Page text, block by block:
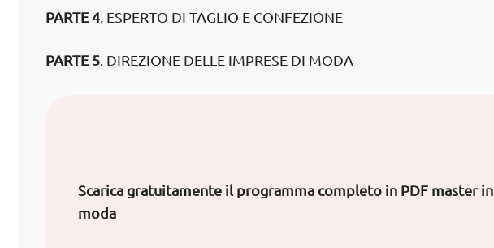
PARTE 4. ESPERTO DI TAGLIO E CONFEZIONE
PARTE 5. DIREZIONE DELLE IMPRESE DI MODA
Scarica gratuitamente il programma completo in PDF master in
moda